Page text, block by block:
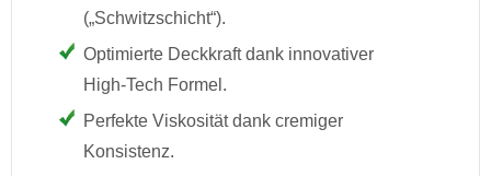
(„Schwitzschicht“).
Optimierte Deckkraft dank innovativer
High-Tech Formel.
Perfekte Viskosität dank cremiger
Konsistenz.